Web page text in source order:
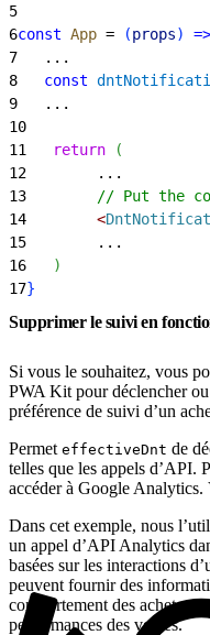
5
6const App = (props) =>
7
   ...
8
   const
9
   ...
10
11
   return
(
12
        ...
13
// Put the
14
<
15
        ...
16
)
17}
Supprimer le suivi en
Si vous le souhaitez, vous
PWA Kit pour déclencher
préférence de suivi d’un
Permet effectiveDnt de
telles que les appels d’API.
accéder à Google Analytics.
Dans cet exemple, nous
un appel d’API Analytics
basées sur les interactions
peuvent fournir des
comportement des
performances des ventes.